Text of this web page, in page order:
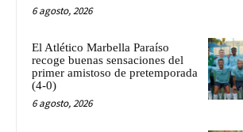
6 agosto, 2026
El Atlético Marbella Paraíso
recoge buenas sensaciones del
primer amistoso de pretemporada
(4-0)
6 agosto, 2026